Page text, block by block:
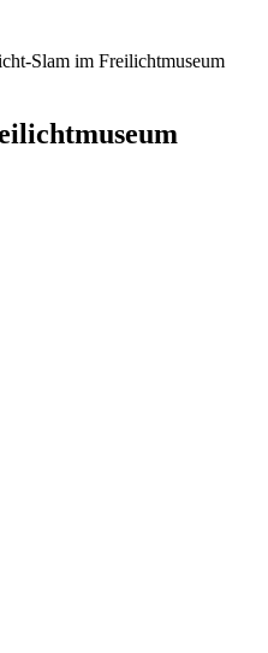
Slam im Freilichtmuseum